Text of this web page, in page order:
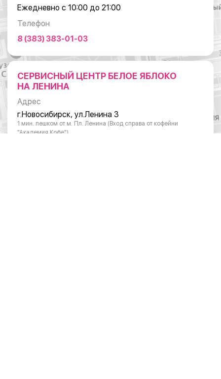
Ежедневно с 10:00 до 21:00
Телефон
8 (383) 383-01-03
СЕРВИСНЫЙ ЦЕНТР БЕЛОЕ ЯБЛОКО
НА ЛЕНИНА
Адрес
г.Новосибирск, ул.Ленина 3
1 мин. пешком от м. Пл. Ленина (Вход справа от кофейни
"Академия Кофе")